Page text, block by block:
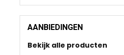
AANBIEDINGEN
Bekijk alle producten